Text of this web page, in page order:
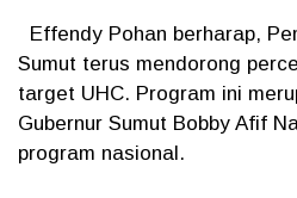
Effendy Pohan berharap,
Sumut terus mendorong
target UHC. Program ini
Gubernur Sumut Bobby Afif
program nasional.